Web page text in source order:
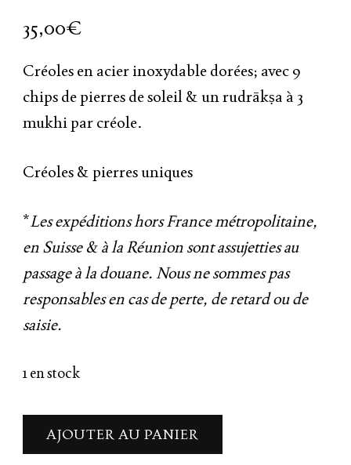
35,00€
Créoles en acier inoxydable dorées; avec 9
chips de pierres de soleil & un rudrākṣa à 3
mukhi par créole.
Créoles & pierres uniques
*Les expéditions hors France métropolitaine,
en Suisse & à la Réunion sont assujetties au
passage à la douane. Nous ne sommes pas
responsables en cas de perte, de retard ou de
saisie.
1 en stock
AJOUTER AU PANIER